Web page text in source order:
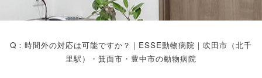
Q：時間外の対応は可能ですか？｜ESSE動物病院｜吹田市（北千
里駅）・箕面市・豊中市の動物病院